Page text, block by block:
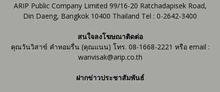
ARIP Public Company Limited 99/16-20 Ratchadapisek Road,
Din Daeng, Bangkok 10400 Thailand Tel : 0-2642-3400
สนใจลงโฆษณาติดต่อ
คุณวันวิสาข์ คำหอมรื่น (คุณแนน) โทร. 08-1668-2221 หรือ email :
wanvisak@arip.co.th
ฝากข่าวประชาสัมพันธ์